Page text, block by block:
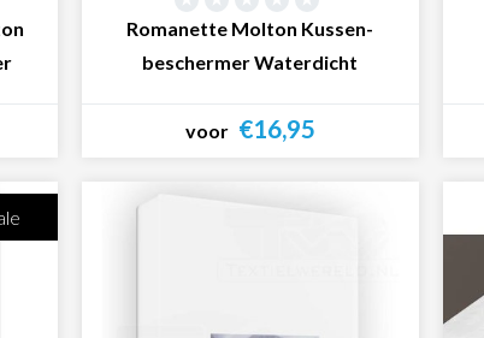
Romanette Molton Kussen-
beschermer Waterdicht
voor €16,95